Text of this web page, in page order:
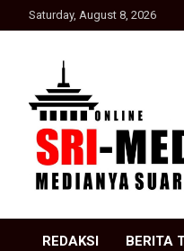
to
Saturday, August 8, 2026
SRI
REDAKSI BERITA